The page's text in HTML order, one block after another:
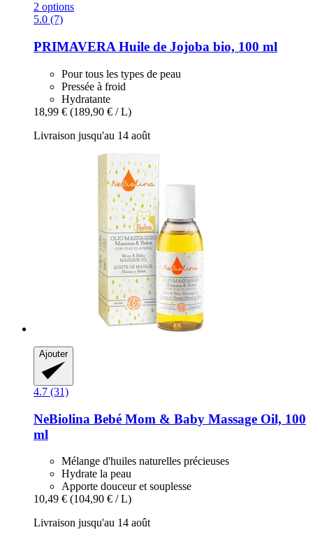
2 options
5.0 (7)
PRIMAVERA Huile de Jojoba bio, 100 ml
Pour tous les types de peau
Pressée à froid
Hydratante
18,99 € (189,90 € / L)
Livraison jusqu'au 14 août
Ajouter
4.7 (31)
NeBiolina Bebé Mom & Baby Massage Oil, 100
ml
Mélange d'huiles naturelles précieuses
Hydrate la peau
Apporte douceur et souplesse
10,49 € (104,90 € / L)
Livraison jusqu'au 14 août